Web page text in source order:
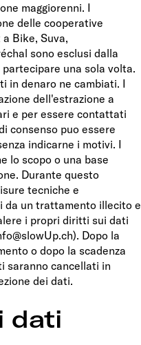
maggiorenni. I
delle cooperative
Bike, Suva,
sono esclusi dalla
una sola volta.
in denaro ne cambiati. I
dell'estrazione a
e per essere contattati
consenso puo essere
indicarne i motivi. I
lo scopo o una base
Durante questo
tecniche e
da un trattamento illecito e
i propri diritti sui dati
Dopo la
o dopo la scadenza
saranno cancellati in
dei dati.
dati